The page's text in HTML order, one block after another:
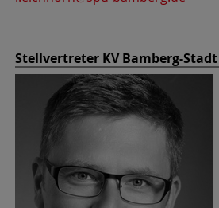
Stellvertreter KV Bamberg-Stadt